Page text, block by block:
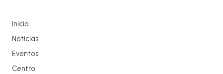
Inicio
Noticias
Eventos
Centro